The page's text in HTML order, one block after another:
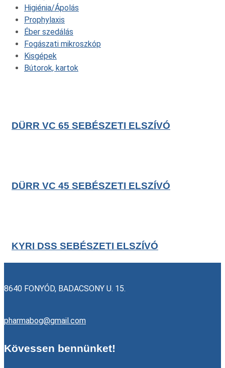
Higiénia/Ápolás
Prophylaxis
Éber szedálás
Fogászati mikroszkóp
Kisgépek
Bútorok, kartok
DÜRR VC 65 SEBÉSZETI ELSZÍVÓ
DÜRR VC 45 SEBÉSZETI ELSZÍVÓ
KYRI DSS SEBÉSZETI ELSZÍVÓ
8640 FONYÓD, BADACSONY U. 15.
pharmabog@gmail.com
Kövessen bennünket!